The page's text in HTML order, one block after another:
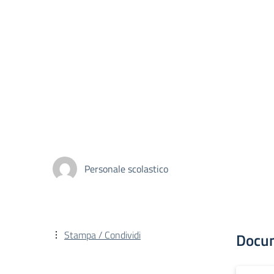
Personale scolastico
Stampa / Condividi